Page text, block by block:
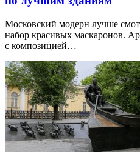
Московский модерн лучше
набор красивых маскаронов.
с композицией…